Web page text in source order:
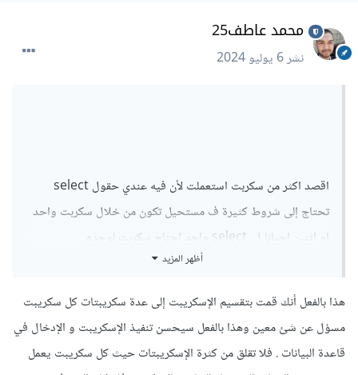
محمد عاطف25
نشر6 يوليو 2024
اقصد اكثر من سكربت استعملت لأن فيه عندي حقول select
تحتاج إلى شروط كثيرة ف مستحيل تكون من خلال سكربت واحد
او اثنين احيانا ل select واحد احتاج سكربت لوحده...
أظهر المزيد
هذا بالفعل أنك قمت بتقسيم الإسكريبت إلى عدة سكريبتات كل سكريبت
مسؤل عن شئ معين وهذا بالفعل سيحسن تنفيذ الإسكريبت و الإدخال في
قاعدة البيانات . فلا تقلق من كثرة الإسكريبتات حيث كل سكريبت يعمل